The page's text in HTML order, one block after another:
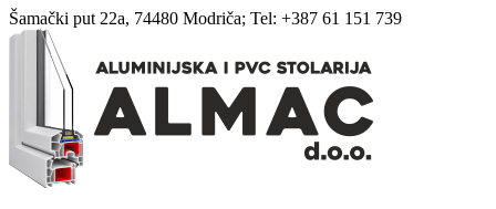
Šamački put 22a, 74480 Modriča; Tel: +387 61 151 739